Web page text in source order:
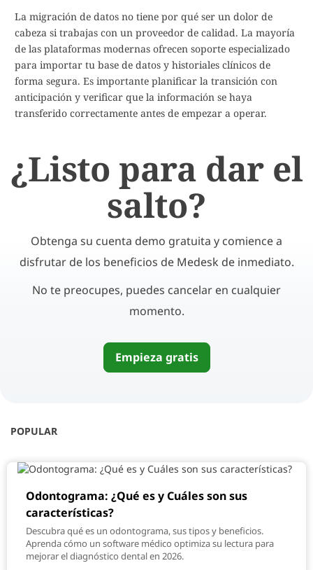
La migración de datos no tiene por qué ser un dolor de
cabeza si trabajas con un proveedor de calidad. La mayoría
de las plataformas modernas ofrecen soporte especializado
para importar tu base de datos y historiales clínicos de
forma segura. Es importante planificar la transición con
anticipación y verificar que la información se haya
transferido correctamente antes de empezar a operar.
¿Listo para dar el
salto?
Obtenga su cuenta demo gratuita y comience a
disfrutar de los beneficios de Medesk de inmediato.
No te preocupes, puedes cancelar en cualquier
momento.
Empieza gratis
POPULAR
Odontograma: ¿Qué es y Cuáles son sus
características?
Descubra qué es un odontograma, sus tipos y beneficios.
Aprenda cómo un software médico optimiza su lectura para
mejorar el diagnóstico dental en 2026.